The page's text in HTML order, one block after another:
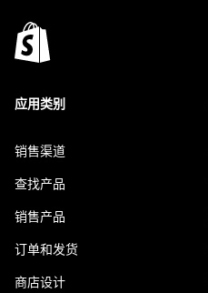
应用类别
销售渠道
查找产品
销售产品
订单和发货
商店设计